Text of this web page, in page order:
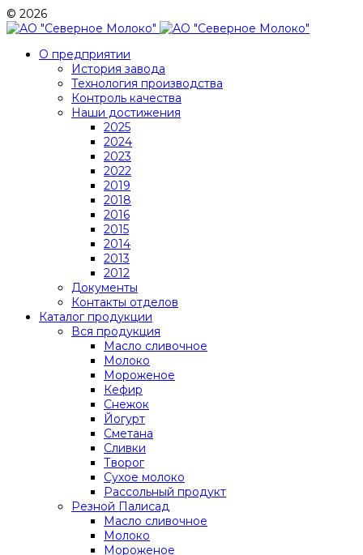
© 2026
О предприятии
История завода
Технология производства
Контроль качества
Наши достижения
2025
2024
2023
2022
2019
2018
2016
2015
2014
2013
2012
Документы
Контакты отделов
Каталог продукции
Вся продукция
Масло сливочное
Молоко
Мороженое
Кефир
Снежок
Йогурт
Сметана
Сливки
Творог
Сухое молоко
Рассольный продукт
Резной Палисад
Масло сливочное
Молоко
Мороженое